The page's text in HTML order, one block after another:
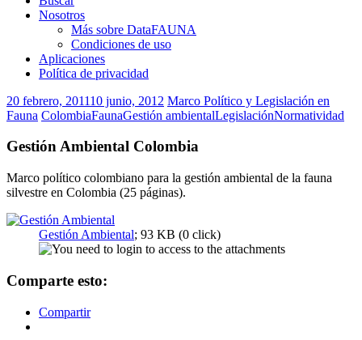
Nosotros
Más sobre DataFAUNA
Condiciones de uso
Aplicaciones
Política de privacidad
20 febrero, 201110 junio, 2012 Marco Político y Legislación en
Fauna ColombiaFaunaGestión ambientalLegislaciónNormatividad
Gestión Ambiental Colombia
Marco político colombiano para la gestión ambiental de la fauna
silvestre en Colombia (25 páginas).
Gestión Ambiental; 93 KB (0 click)
Comparte esto:
Compartir